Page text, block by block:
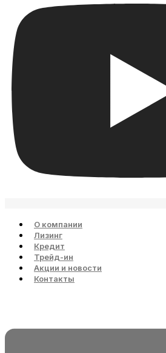
О компании
Лизинг
Кредит
Трейд-ин
Акции и новости
Контакты